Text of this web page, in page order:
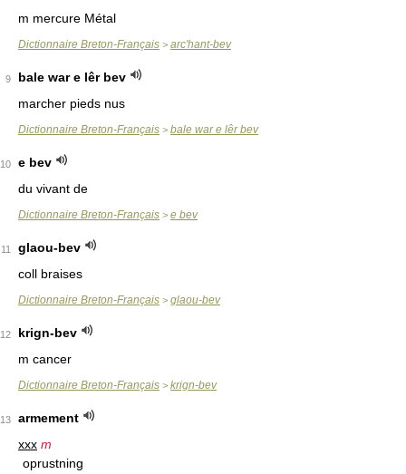
m mercure Métal
Dictionnaire Breton-Français > arc'hant-bev
9
bale war e lêr bev
marcher pieds nus
Dictionnaire Breton-Français > bale war e lêr bev
10
e bev
du vivant de
Dictionnaire Breton-Français > e bev
11
glaou-bev
coll braises
Dictionnaire Breton-Français > glaou-bev
12
krign-bev
m cancer
Dictionnaire Breton-Français > krign-bev
13
armement
xxx m
oprustning